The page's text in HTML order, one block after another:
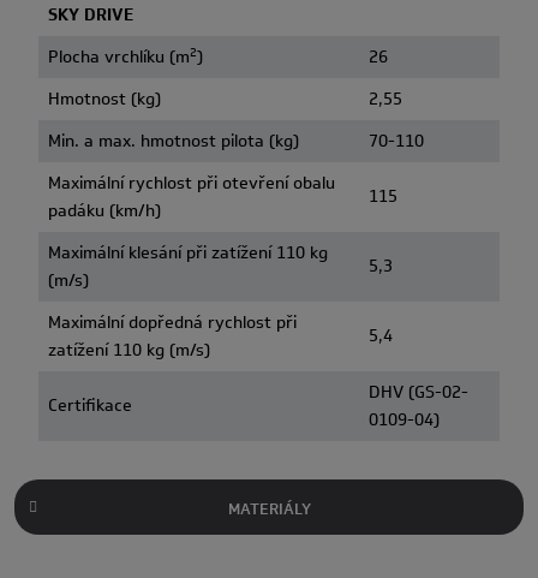
SKY DRIVE
Plocha vrchlíku (m2)
26
Hmotnost (kg)
2,55
Min. a max. hmotnost pilota (kg)
70-110
Maximální rychlost při otevření obalu
padáku (km/h)
115
Maximální klesání při zatížení 110 kg
(m/s)
5,3
Maximální dopředná rychlost při
zatížení 110 kg (m/s)
5,4
Certifikace
DHV (GS-02-
0109-04)
MATERIÁLY